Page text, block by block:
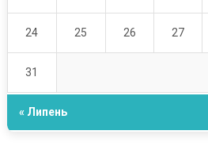
24 25 26 27
31
« Липень